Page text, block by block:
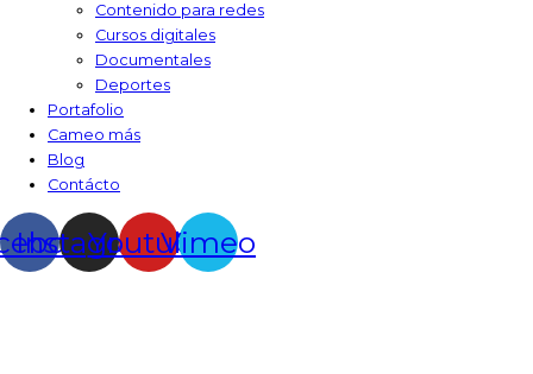
Contenido para redes
Cursos digitales​
Documentales
Deportes
Portafolio
Cameo más
Blog
Contácto
Instagram
YoutubeVimeo